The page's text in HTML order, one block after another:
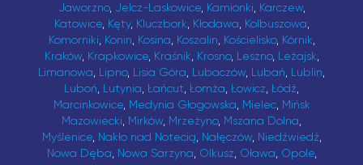
Jaworzno, Jelcz-Laskowice, Kamionki, Karczew,
Katowice, Kęty, Kluczbork, Kłodawa, Kolbuszowa,
Komorniki, Konin, Kosina, Koszalin, Kościelisko, Kórnik,
Kraków, Krapkowice, Kraśnik, Krosno, Leszno, Leżajsk,
Limanowa, Lipno, Lisia Góra, Lubaczów, Lubań, Lublin,
Luboń, Lutynia, Łańcut, Łomża, Łowicz, Łódź,
Marcinkowice, Medynia Głogowska, Mielec, Mińsk
Mazowiecki, Mirków, Mrzeżyno, Mszana Dolna,
Myślenice, Nakło nad Notecią, Nałęczów, Niedźwiedź,
Nowa Dęba, Nowa Sarzyna, Olkusz, Oława, Opole,